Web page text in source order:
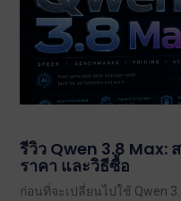
รีวิว Qwen 3.8 Max:
ราคา และวิธีซื้อ
ก่อนที่จะเปลี่ยนไปใช้ Qwen